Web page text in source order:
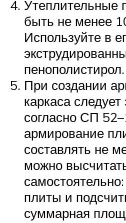
Утеплительные
быть не менее
Используйте в
пенополистирол.
При создании
каркаса следует
согласно СП
армирование
составлять не
можно
плиты и
суммарная